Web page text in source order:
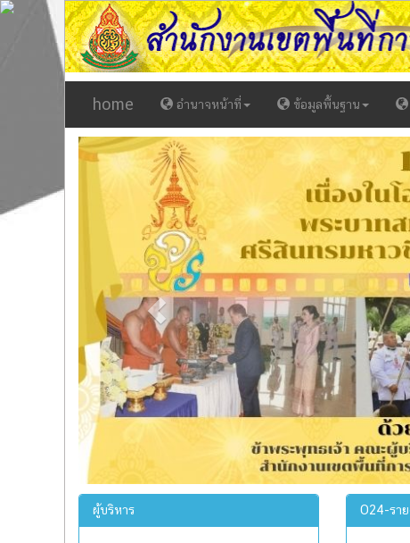
home อำนาจหน้าที่ ข้อมูลพื้นฐาน
Previous
ผู้บริหาร O24-รา